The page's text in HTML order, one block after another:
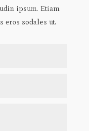
ipsum. Etiam
eros sodales ut.